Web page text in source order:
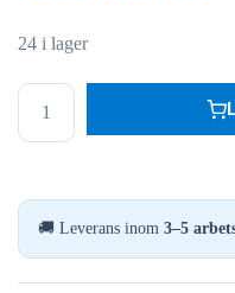
24 i lager
20MM
Blå/Blå,
1000-
Pack
🚚 Leverans inom 3–5